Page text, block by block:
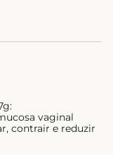
vaginal
contrair e reduzir